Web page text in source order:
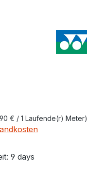
€ / 1 Laufende(r) Meter)
9 days